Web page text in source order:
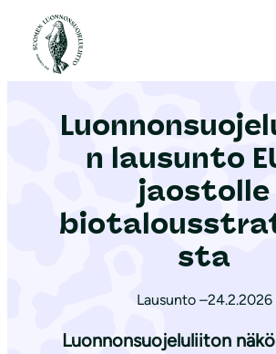
Etusivu
n lausunto
jaostolle
sta
Lausunto –24.2.2026
Luonnonsuojeluliiton